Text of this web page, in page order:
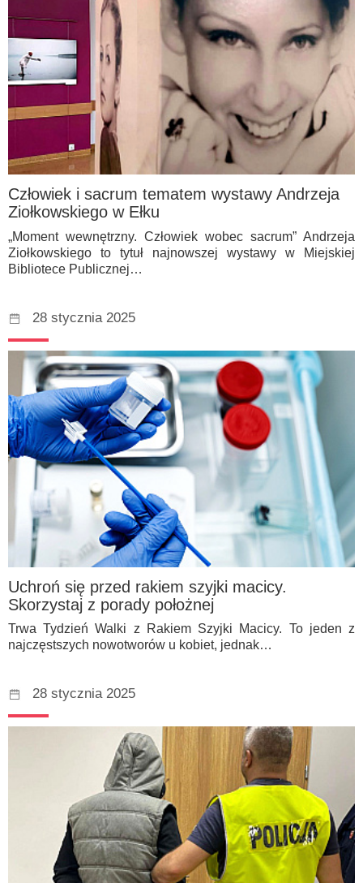
Człowiek i sacrum tematem wystawy Andrzeja
Ziołkowskiego w Ełku
„Moment wewnętrzny. Człowiek wobec sacrum” Andrzeja
Ziołkowskiego to tytuł najnowszej wystawy w Miejskiej
Bibliotece Publicznej…
28 stycznia 2025
Uchroń się przed rakiem szyjki macicy.
Skorzystaj z porady położnej
Trwa Tydzień Walki z Rakiem Szyjki Macicy. To jeden z
najczęstszych nowotworów u kobiet, jednak…
28 stycznia 2025